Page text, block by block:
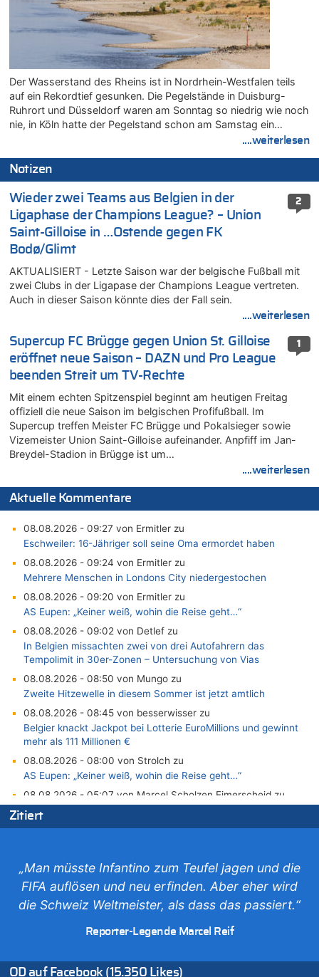
Der Wasserstand des Rheins ist in Nordrhein-Westfalen teils
auf ein Rekordtief gesunken. Die Pegelstände in Duisburg-
Ruhrort und Düsseldorf waren am Sonntag so niedrig wie noch
nie, in Köln hatte der Pegelstand schon am Samstag ein…
....weiterlesen
Notizen
2
Wieder zwei Teams aus Belgien in der
Ligaphase der Champions League? – Union
Saint-Gilloise in …Ostende gegen FK
Bodø/Glimt
AKTUALISIERT - Letzte Saison war der belgische Fußball mit
zwei Clubs in der Ligapase der Champions League vertreten.
Auch in dieser Saison könnte dies der Fall sein.
....weiterlesen
1
Supercup FC Brügge gegen Union St. Gilloise
eröffnet neue Saison – DAZN und Pro League
beenden Streit um TV-Rechte
Mit einem echten Spitzenspiel beginnt am heutigen Freitag
offiziell die neue Saison im belgischen Profifußball. Im
Supercup treffen Meister FC Brügge und Pokalsieger sowie
Vizemeister Union Saint-Gilloise aufeinander. Anpfiff im Jan-
Breydel-Stadion in Brügge ist um…
....weiterlesen
Aktuelle Kommentare
08.08.2026 - 09:27 von Ermitler zu
Eschweiler: 16-Jähriger soll seine Oma ermordet haben
08.08.2026 - 09:24 von Ermitler zu
Mehrere Menschen in Londons City niedergestochen
08.08.2026 - 09:20 von Ermitler zu
AS Eupen: „Keiner weiß, wohin die Reise geht…“
08.08.2026 - 09:02 von Detlef zu
In Belgien missachten zwei von drei Autofahrern das
Tempolimit in 30er-Zonen – Untersuchung von Vias
08.08.2026 - 08:50 von Mungo zu
Zweite Hitzewelle in diesem Sommer ist jetzt amtlich
08.08.2026 - 08:45 von besserwisser zu
Belgier knackt Jackpot bei Lotterie EuroMillions und gewinnt
mehr als 111 Millionen €
08.08.2026 - 08:00 von Strolch zu
AS Eupen: „Keiner weiß, wohin die Reise geht…“
08.08.2026 - 05:07 von Marcel Scholzen Eimerscheid zu
In Belgien missachten zwei von drei Autofahrern das
Tempolimit in 30er-Zonen – Untersuchung von Vias
Tempolimit in 30er-Zonen – Untersuchung von Vias
08.08.2026 - 00:26 von klar zu
Mehrere Menschen in Londons City niedergestochen
07.08.2026 - 23:52 von Hans L. zu
Aachen ab 11. August wieder Mekka des Pferdesports –
07.08.2026 - 22:12 von Pitstop zu
Zitiert
„Man müsste Infantino zum Teufel jagen und die
FIFA auflösen und neu erfinden. Aber eher wird
die Schweiz Weltmeister, als dass das passiert.“
Reporter-Legende Marcel Reif
OD auf Facebook (15.350 Likes)